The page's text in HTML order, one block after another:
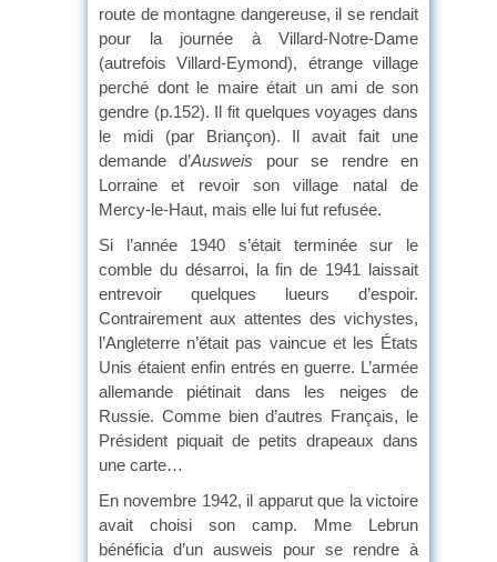
route de montagne dangereuse, il se rendait
pour la journée à Villard-Notre-Dame
(autrefois Villard-Eymond), étrange village
perché dont le maire était un ami de son
gendre (p.152). Il fit quelques voyages dans
le midi (par Briançon). Il avait fait une
demande d’Ausweis pour se rendre en
Lorraine et revoir son village natal de
Mercy-le-Haut, mais elle lui fut refusée.
Si l’année 1940 s’était terminée sur le
comble du désarroi, la fin de 1941 laissait
entrevoir quelques lueurs d’espoir.
Contrairement aux attentes des vichystes,
l’Angleterre n’était pas vaincue et les États
Unis étaient enfin entrés en guerre. L’armée
allemande piétinait dans les neiges de
Russie. Comme bien d’autres Français, le
Président piquait de petits drapeaux dans
une carte…
En novembre 1942, il apparut que la victoire
avait choisi son camp. Mme Lebrun
bénéficia d’un ausweis pour se rendre à